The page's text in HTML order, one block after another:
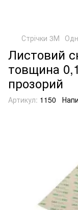
Стрічки 3М
Листовий
товщина
прозорий
Артикул: 1150